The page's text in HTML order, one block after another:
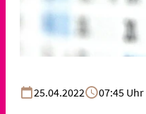
25.04.2022
07:45 Uhr